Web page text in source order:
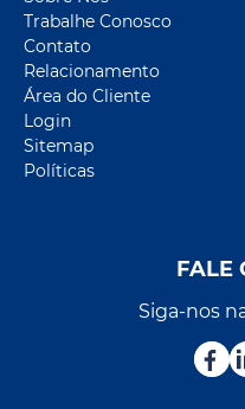
Trabalhe Conosco
Contato
Relacionamento
Área do Cliente
Login
Sitemap
Políticas
FALE
Siga-nos